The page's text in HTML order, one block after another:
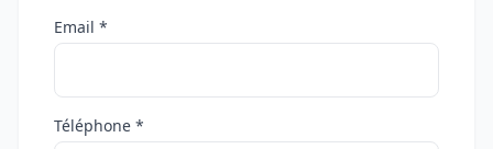
Email *
Téléphone *